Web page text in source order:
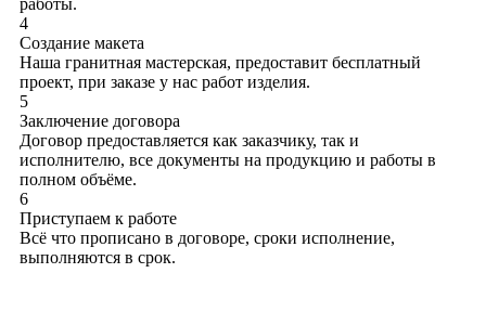
работы.
4
Создание макета
Наша гранитная мастерская, предоставит бесплатный
проект, при заказе у нас работ изделия.
5
Заключение договора
Договор предоставляется как заказчику, так и
исполнителю, все документы на продукцию и работы в
полном объёме.
6
Приступаем к работе
Всё что прописано в договоре, сроки исполнение,
выполняются в срок.